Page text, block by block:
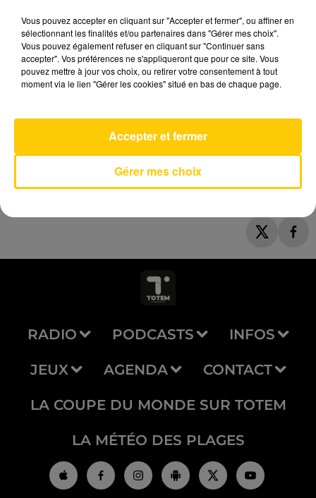
Ou Et Avec Qui Tu M'aimes
AVEYRON NORD
RADIO PODCASTS INFOS
JEUX AGENDA CONTACT
LA COUPE DU MONDE SUR TOTEM
LA MÉTÉO DES PLAGES
Vous pouvez accepter en cliquant sur "Accepter et fermer", ou affiner en
sélectionnant les finalités et/ou partenaires dans "Gérer mes choix".
Vous pouvez également refuser en cliquant sur "Continuer sans
accepter". Vos préférences ne s'appliqueront que pour ce site. Vous
pouvez mettre à jour vos choix, ou retirer votre consentement à tout
moment via le lien "Gérer les cookies" situé en bas de chaque page.
Gérer mes choix
Accepter et fermer